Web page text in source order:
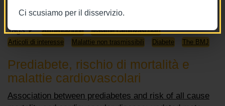
Ci scusiamo per il disservizio.
Tags Alimentazione
Malattie cardiovascolari
Articoli di interesse
Malattie non trasmissibili Diabete The BMJ
Prediabete, rischio di mortalità e
malattie cardiovascolari
Association between prediabetes and risk of all cause